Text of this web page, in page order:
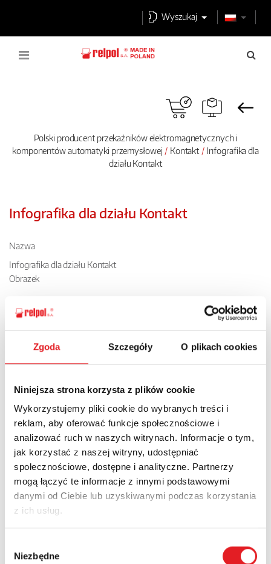
Zgoda Szczegóły O plikach cookies
Niniejsza strona korzysta z plików cookie
Wykorzystujemy pliki cookie do wybranych treści i
reklam, aby oferować funkcje społecznościowe i
analizować ruch w naszych witrynach. Informacje o tym,
jak korzystać z naszej witryny, udostępniać
społecznościowe, dostępne i analityczne. Partnerzy
mogą łączyć te informacje z innymi podstawowymi
danymi od Ciebie lub uzyskiwanymi podczas korzystania
z ich usług.
zgody
Niezbędne
Wyszukaj
Polski producent przekaźników elektromagnetycznych i
komponentów automatyki przemysłowej
Kontakt
Infografika dla
działu Kontakt
Infografika dla działu Kontakt
Nazwa
Infografika dla działu Kontakt
Obrazek
Banner dla podstron
Nowości Aktualności